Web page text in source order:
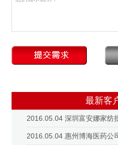
最新客
2016.05.04 深圳富安娜家纺
2016.05.04 惠州博海医药公